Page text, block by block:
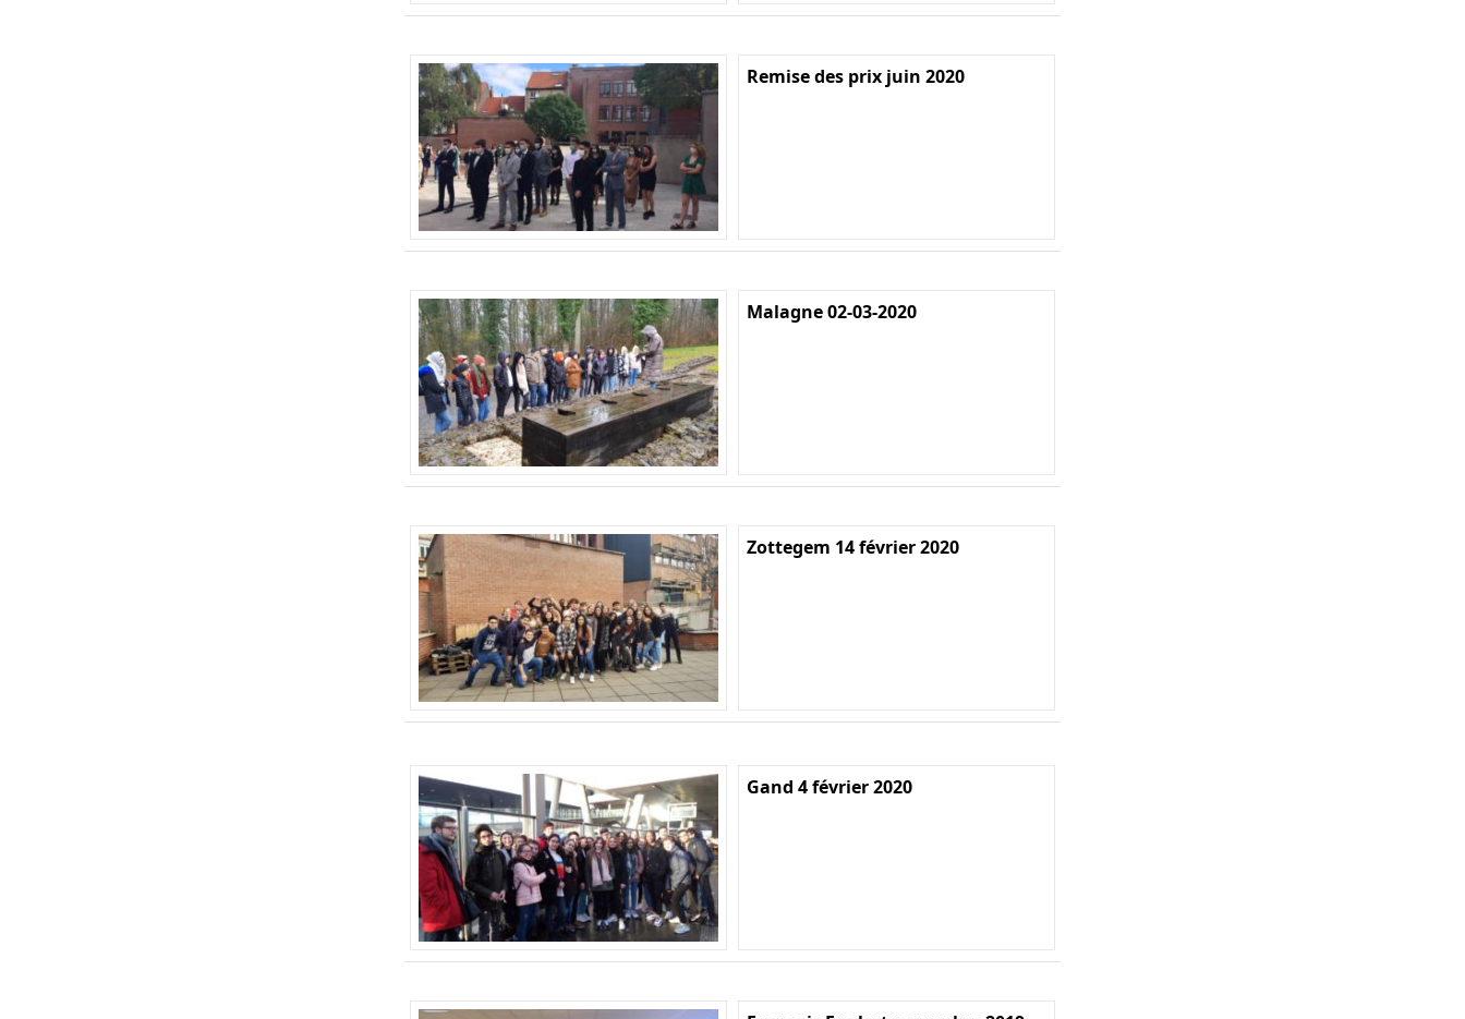
Remise des prix juin 2020
Malagne 02-03-2020
Zottegem 14 février 2020
Gand 4 février 2020